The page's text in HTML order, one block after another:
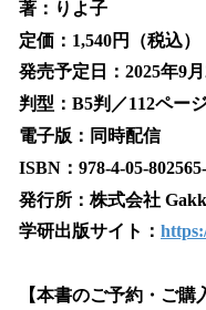
著：りよ子
定価：1,540円（税込）
発売予定日：2025年9月
判型：B5判／112ペー
電子版：同時配信
ISBN：978-4-05-
発行所：株式会社
学研出版サイト：
【本書のご予約・ご購